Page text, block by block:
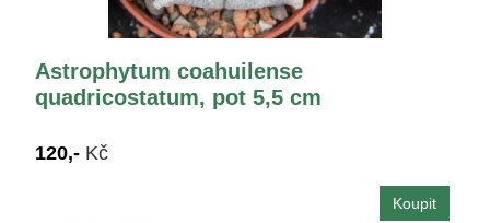
Astrophytum coahuilense
quadricostatum, pot 5,5 cm
120,- Kč